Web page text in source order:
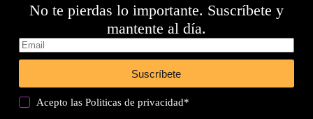
No te pierdas lo importante. Suscríbete y
mantente al día.
Suscríbete
Acepto lasPoliticas de privacidad*